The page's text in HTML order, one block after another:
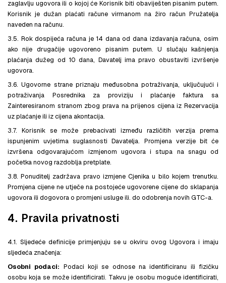
zaglavlju ugovora ili o kojoj će Korisnik biti obaviješten pisanim putem.
Korisnik je dužan plaćati račune virmanom na žiro račun Pružatelja
naveden na računu.
3.5. Rok dospijeća računa je 14 dana od dana izdavanja računa, osim
ako nije drugačije ugovoreno pisanim putem. U slučaju kašnjenja
plaćanja dužeg od 10 dana, Davatelj ima pravo obustaviti izvršenje
ugovora.
3.6. Ugovorne strane priznaju međusobna potraživanja, uključujući i
potraživanja Posrednika za proviziju i plaćanje faktura sa
Zainteresiranom stranom zbog prava na prijenos cijena iz Rezervacija
uz plaćanje ili iz cijena akontacija.
3.7. Korisnik se može prebacivati između različitih verzija prema
ispunjenim uvjetima suglasnosti Davatelja. Promjena verzije bit će
izvršena odgovarajućom izmjenom ugovora i stupa na snagu od
početka novog razdoblja pretplate.
3.8. Ponuditelj zadržava pravo izmjene Cjenika u bilo kojem trenutku.
Promjena cijene ne utječe na postojeće ugovorene cijene do sklapanja
ugovora ili dogovora o promjeni usluge ili. do odobrenja novih GTC-a.
4. Pravila privatnosti
4.1. Sljedeće definicije primjenjuju se u okviru ovog Ugovora i imaju
sljedeća značenja:
Osobni podaci: Podaci koji se odnose na identificiranu ili fizičku
osobu koja se može identificirati. Takvu je osobu moguće identificirati,